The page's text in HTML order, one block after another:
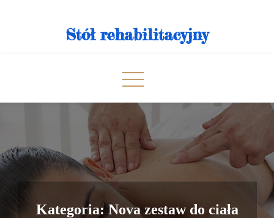
Stół rehabilitacyjny
Kategoria:Nova zestaw do ciała